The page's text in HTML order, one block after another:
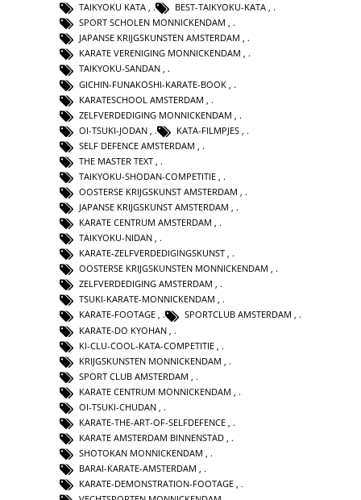
TAIKYOKU KATA , BEST-TAIKYOKU-KATA ,
SPORT SCHOLEN MONNICKENDAM ,
JAPANSE KRIJGSKUNSTEN AMSTERDAM ,
KARATE VERENIGING MONNICKENDAM ,
TAIKYOKU-SANDAN ,
GICHIN-FUNAKOSHI-KARATE-BOOK
KARATESCHOOL AMSTERDAM
ZELFVERDEDIGING MONNICKENDAM
OI-TSUKI-JODAN
KATA-FILMPJES
SELF DEFENCE AMSTERDAM
THE MASTER TEXT
TAIKYOKU-SHODAN-COMPETITIE
OOSTERSE KRIJGSKUNST AMSTERDAM
JAPANSE KRIJGSKUNST AMSTERDAM ,
KARATE CENTRUM AMSTERDAM ,
TAIKYOKU-NIDAN ,
KARATE-ZELFVERDEDIGINGSKUNST ,
OOSTERSE KRIJGSKUNSTEN MONNICKENDAM ,
ZELFVERDEDIGING AMSTERDAM ,
TSUKI-KARATE-MONNICKENDAM ,
KARATE-FOOTAGE , SPORTCLUB AMSTERDAM ,
KARATE-DO KYOHAN
KI-CLU-COOL-KATA-COMPETITIE
KRIJGSKUNSTEN MONNICKENDAM
SPORT CLUB AMSTERDAM
KARATE CENTRUM MONNICKENDAM
OI-TSUKI-CHUDAN
KARATE-THE-ART-OF-SELFDEFENCE
KARATE AMSTERDAM BINNENSTAD
SHOTOKAN MONNICKENDAM ,
BARAI-KARATE-AMSTERDAM ,
KARATE-DEMONSTRATION-FOOTAGE ,